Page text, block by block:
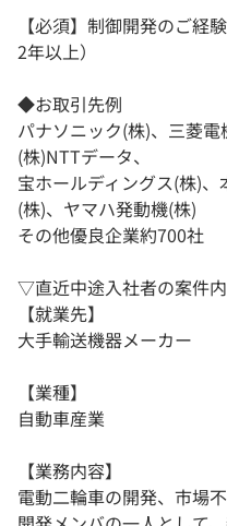
【必須】制御開発のご経
2年以上）
◆お取引先例
パナソニック(株)、三菱電
(株)NTTデータ、
宝ホールディングス(株)
(株)、ヤマハ発動機(株)
その他優良企業約700社
▽直近中途入社者の案件
【就業先】
大手輸送機器メーカー
【業種】
自動車産業
【業務内容】
電動二輪車の開発、市場